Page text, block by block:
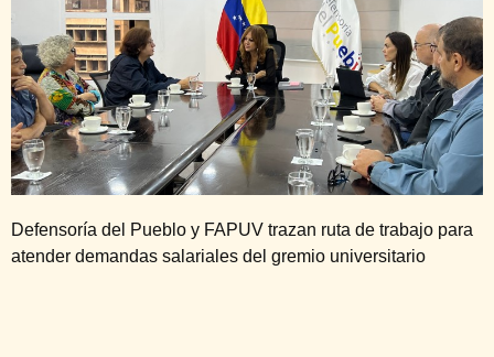
Defensoría del Pueblo y FAPUV trazan ruta de trabajo para
atender demandas salariales del gremio universitario